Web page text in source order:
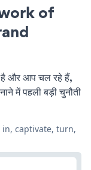
of
है और आप चल रहे हैं,
में पहली बड़ी चुनौती
in, captivate, turn,